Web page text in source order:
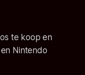
te koop en
Nintendo